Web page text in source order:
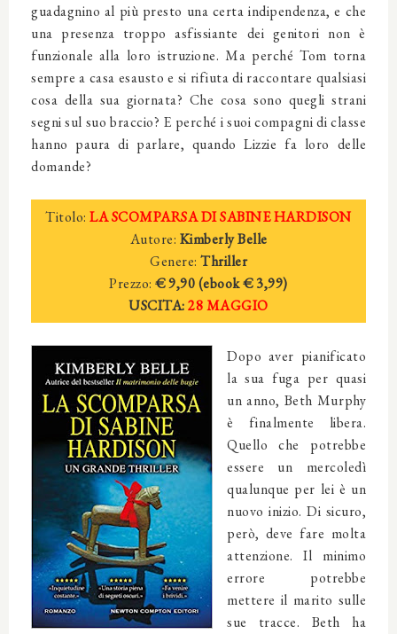
guadagnino al più presto una certa indipendenza, e che
una presenza troppo asfissiante dei genitori non è
funzionale alla loro istruzione. Ma perché Tom torna
sempre a casa esausto e si rifiuta di raccontare qualsiasi
cosa della sua giornata? Che cosa sono quegli strani
segni sul suo braccio? E perché i suoi compagni di classe
hanno paura di parlare, quando Lizzie fa loro delle
domande?
Titolo: LA SCOMPARSA DI SABINE HARDISON
Autore: Kimberly Belle
Genere: Thriller
Prezzo: € 9,90 (ebook€ 3,99)
USCITA: 28 MAGGIO
Dopo aver pianificato
la sua fuga per quasi
un anno, Beth Murphy
è finalmente libera.
Quello che potrebbe
essere un mercoledì
qualunque per lei è un
nuovo inizio. Di sicuro,
però, deve fare molta
attenzione. Il minimo
errore potrebbe
mettere il marito sulle
sue tracce. Beth ha